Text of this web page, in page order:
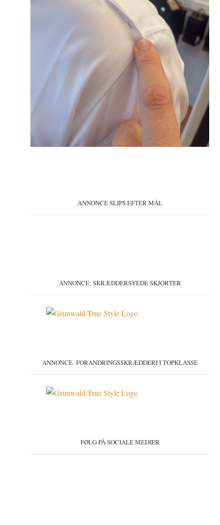
ANNONCE SLIPS EFTER MÅL
ANNONCE: SKRÆDDERSYEDE SKJORTER
ANNONCE: FORANDRINGSSKRÆDDERI I TOPKLASSE
FØLG PÅ SOCIALE MEDIER